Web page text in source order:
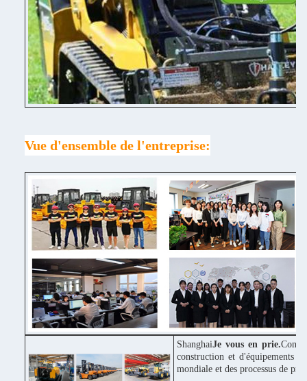
Vue d'ensemble de l'entreprise:
ShanghaiJe vous en prie.
construction et d'équipements
mondiale et des processus de